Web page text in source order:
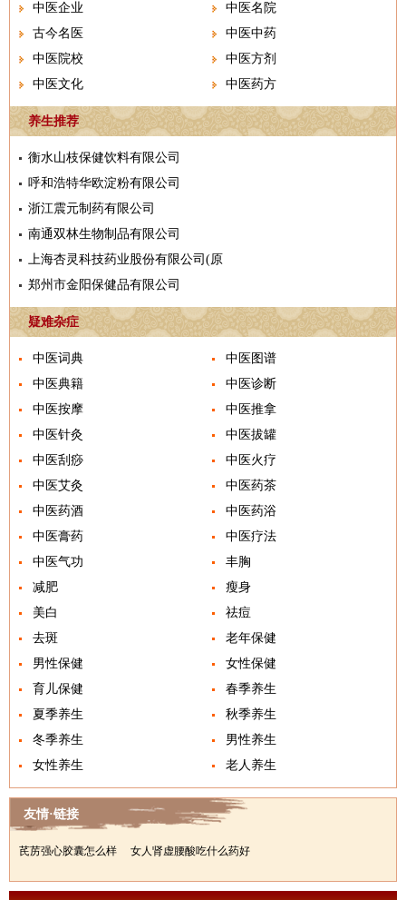
中医企业
中医名院
古今名医
中医中药
中医院校
中医方剂
中医文化
中医药方
养生推荐
衡水山枝保健饮料有限公司
呼和浩特华欧淀粉有限公司
浙江震元制药有限公司
南通双林生物制品有限公司
上海杏灵科技药业股份有限公司(原
郑州市金阳保健品有限公司
疑难杂症
中医词典
中医图谱
中医典籍
中医诊断
中医按摩
中医推拿
中医针灸
中医拔罐
中医刮痧
中医火疗
中医艾灸
中医药茶
中医药酒
中医药浴
中医膏药
中医疗法
中医气功
丰胸
减肥
瘦身
美白
祛痘
去斑
老年保健
男性保健
女性保健
育儿保健
春季养生
夏季养生
秋季养生
冬季养生
男性养生
女性养生
老人养生
友情·链接
芪苈强心胶囊怎么样 女人肾虚腰酸吃什么药好